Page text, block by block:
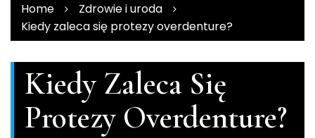
Home
Zdrowie i uroda
Kiedy zaleca się protezy overdenture?
Kiedy Zaleca Się
Protezy Overdenture?